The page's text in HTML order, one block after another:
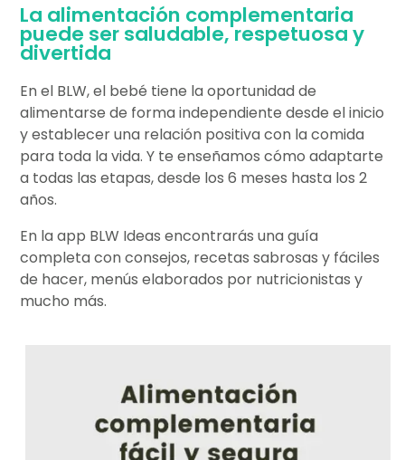
La alimentación complementaria
puede ser saludable, respetuosa y
divertida
En el BLW, el bebé tiene la oportunidad de
alimentarse de forma independiente desde el inicio
y establecer una relación positiva con la comida
para toda la vida. Y te enseñamos cómo adaptarte
a todas las etapas, desde los 6 meses hasta los 2
años.
En la app BLW Ideas encontrarás una guía
completa con consejos, recetas sabrosas y fáciles
de hacer, menús elaborados por nutricionistas y
mucho más.